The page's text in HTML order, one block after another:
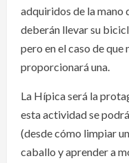
adquiridos de la
deberán llevar su
pero en el caso de que
proporcionará una.
La Hípica será la
esta actividad se
(desde cómo limpiar
caballo y aprender a